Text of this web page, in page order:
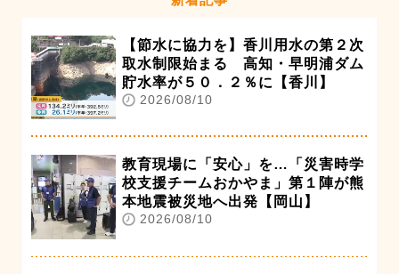
【節水に協力を】香川用水の第２次
取水制限始まる 高知・早明浦ダム
貯水率が５０．２％に【香川】
2026/08/10
教育現場に「安心」を…「災害時学
校支援チームおかやま」第１陣が熊
本地震被災地へ出発【岡山】
2026/08/10